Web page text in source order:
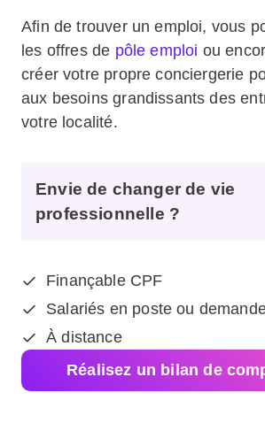
Afin de trouver un emploi, vous
les offres de pôle emploi ou
créer votre propre conciergerie
aux besoins grandissants des
votre localité.
Envie de changer de vie
professionnelle ?
Finançable CPF
Salariés en poste ou
À distance
Réalisez un bilan de